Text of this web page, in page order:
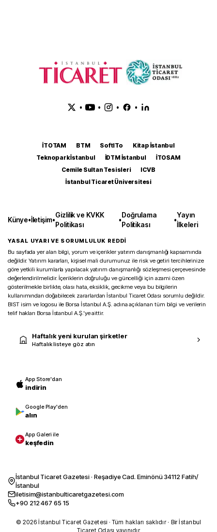
• • • •
İTOTAM BTM SoftITo
Kitap İstanbul
Teknopark İstanbul
İDTM İstanbul
İTOSAM
Cemile Sultan Tesisleri
ICVB
İstanbul Ticaret Üniversitesi
Künye•İletişim•
Gizlilik ve KVKK
Politikası
•
Doğrulama
Politikası
•
Yayın
İlkeleri
YASAL UYARI VE SORUMLULUK REDDİ
Bu sayfada yer alan bilgi, yorum ve içerikler yatırım danışmanlığı kapsamında
değildir. Yatırım kararları, kişisel mali durumunuz ile risk ve getiri tercihlerinize
göre yetkili kurumlarla yapılacak yatırım danışmanlığı sözleşmesi çerçevesinde
değerlendirilmelidir. İçeriklerin doğruluğu ve güncelliği için azami özen
gösterilmekle birlikte, olası hata, eksiklik, gecikme veya bu bilgilerin
kullanımından doğabilecek zararlardan İstanbul Ticaret Odası sorumlu değildir.
BIST isim ve logosu ile Borsa İstanbul A.Ş. adına açıklanan tüm bilgi ve verilerin
telif hakları Borsa İstanbul A.Ş.’ye aittir.
Haftalık yeni kurulan şirketler
Haftalık listeye göz atın
App Store'dan
indirin
Google Play'den
alın
App Galeri ile
keşfedin
İstanbul Ticaret Gazetesi · Reşadiye Cad. Eminönü 34112 Fatih/
İstanbul
iletisim@istanbulticaretgazetesi.com
+90 212 467 65 15
© 2026 İstanbul Ticaret Gazetesi · Tüm hakları saklıdır · Bir İstanbul
Ticaret Odası yayınıdır